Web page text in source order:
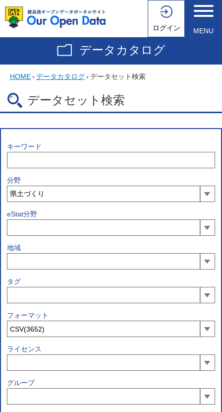
ログイン MENU
データカタログ
HOME› データカタログ› データセット検索
データセット検索
キーワード
分野
eStat分野
地域
タグ
フォーマット
ライセンス
グループ